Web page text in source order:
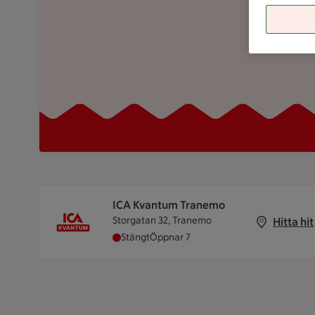
ICA Kvantum Tranemo
Storgatan 32, Tranemo
ICA Kvantum Tranemo har stängt,
StängtÖppnar 7
Hitta hit